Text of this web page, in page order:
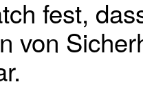
fest,
von